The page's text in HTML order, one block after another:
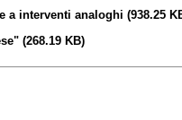
a interventi analoghi (938.25
(268.19 KB)